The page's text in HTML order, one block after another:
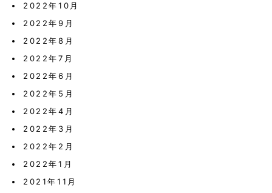
2022年10月
2022年9月
2022年8月
2022年7月
2022年6月
2022年5月
2022年4月
2022年3月
2022年2月
2022年1月
2021年11月